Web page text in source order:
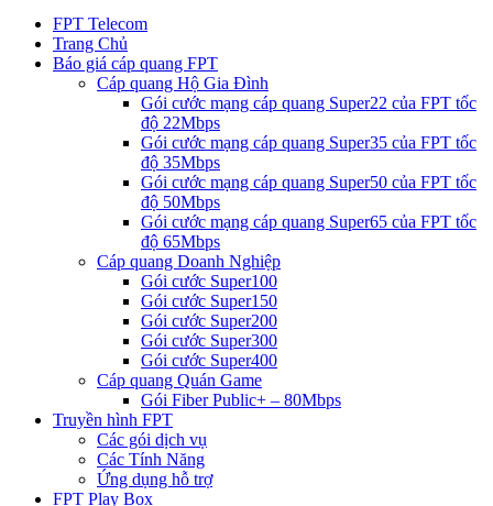
FPT Telecom
Trang Chủ
Báo giá cáp quang FPT
Cáp quang Hộ Gia Đình
Gói cước mạng cáp quang Super22 của FPT tốc
độ 22Mbps
Gói cước mạng cáp quang Super35 của FPT tốc
độ 35Mbps
Gói cước mạng cáp quang Super50 của FPT tốc
độ 50Mbps
Gói cước mạng cáp quang Super65 của FPT tốc
độ 65Mbps
Cáp quang Doanh Nghiệp
Gói cước Super100
Gói cước Super150
Gói cước Super200
Gói cước Super300
Gói cước Super400
Cáp quang Quán Game
Gói Fiber Public+ – 80Mbps
Truyền hình FPT
Các gói dịch vụ
Các Tính Năng
Ứng dụng hỗ trợ
FPT Play Box